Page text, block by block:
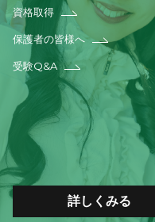
資格取得
保護者の皆様へ
受験Q&A
詳しくみる